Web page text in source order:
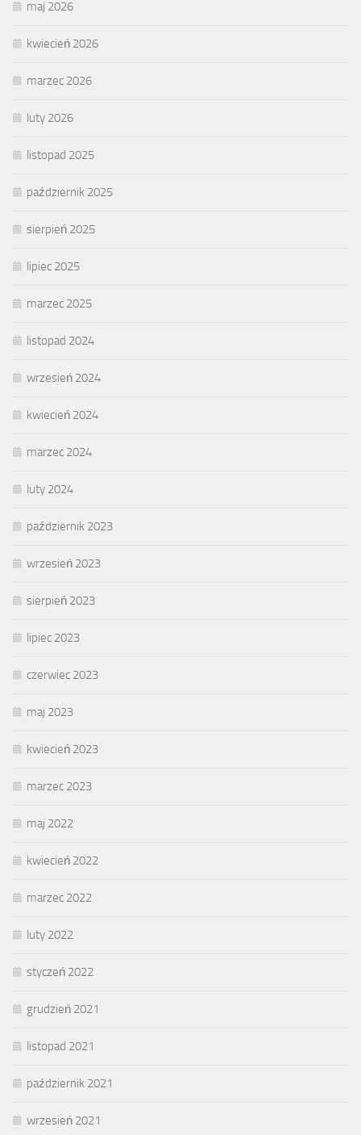
maj 2026
kwiecień 2026
marzec 2026
luty 2026
listopad 2025
październik 2025
sierpień 2025
lipiec 2025
marzec 2025
listopad 2024
wrzesień 2024
kwiecień 2024
marzec 2024
luty 2024
październik 2023
wrzesień 2023
sierpień 2023
lipiec 2023
czerwiec 2023
maj 2023
kwiecień 2023
marzec 2023
maj 2022
kwiecień 2022
marzec 2022
luty 2022
styczeń 2022
grudzień 2021
listopad 2021
październik 2021
wrzesień 2021